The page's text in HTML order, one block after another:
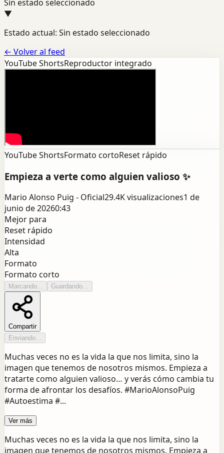
Sin estado seleccionado
▼
Estado actual: Sin estado seleccionado
← Volver al feed
YouTube ShortsReproductor integrado
YouTube ShortsFormato cortoReset rápido
Empieza a verte como alguien valioso ✨
Mario Alonso Puig - Oficial29.4Kvisualizaciones1 de
junio de 20260:43
Mejor para
Reset rápido
Intensidad
Alta
Formato
Formato corto
Marcando... Guardando...
Compartir
Enviando...
Muchas veces no es la vida la que nos limita, sino la
imagen que tenemos de nosotros mismos. Empieza a
tratarte como alguien valioso… y verás cómo cambia tu
forma de afrontar los desafíos. #MarioAlonsoPuig
#Autoestima #...
Ver más
Muchas veces no es la vida la que nos limita, sino la
imagen que tenemos de nosotros mismos. Empieza a